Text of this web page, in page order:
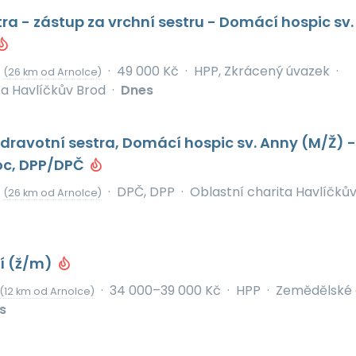
- zástup za vrchní sestru - Domácí hospic sv.
(26 km od Arnolce) · 49 000 Kč · HPP, Zkrácený úvazek ·
Havlíčkův Brod · Dnes
sestra, Domácí hospic sv. Anny (M/Ž) -
DPP/DPČ
(26 km od Arnolce) · DPČ, DPP · Oblastní charita Havlíčkův
(ž/m)
(12 km od Arnolce) · 34 000–39 000 Kč · HPP ·